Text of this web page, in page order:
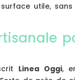
utile, sans
Linea Oggi,